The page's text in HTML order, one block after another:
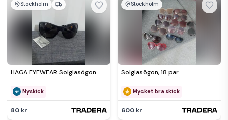
Stockholm
HAGA EYEWEAR Solglasögon
Nyskick
80 kr
Stockholm
Solglasögon, 18 par
Mycket bra skick
600 kr